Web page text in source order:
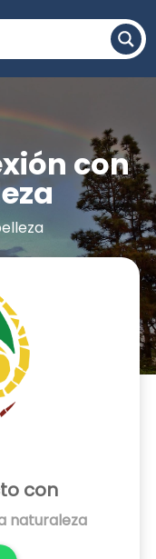
con
con
naturaleza